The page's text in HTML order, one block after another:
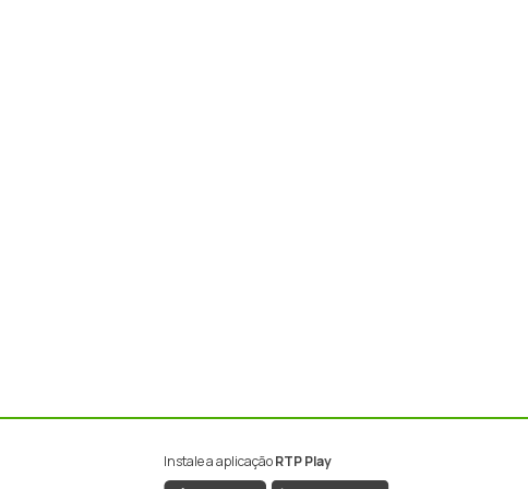
Instale a aplicaçãoRTP Play